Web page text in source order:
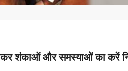
शंकाओं और समस्याओं का करें